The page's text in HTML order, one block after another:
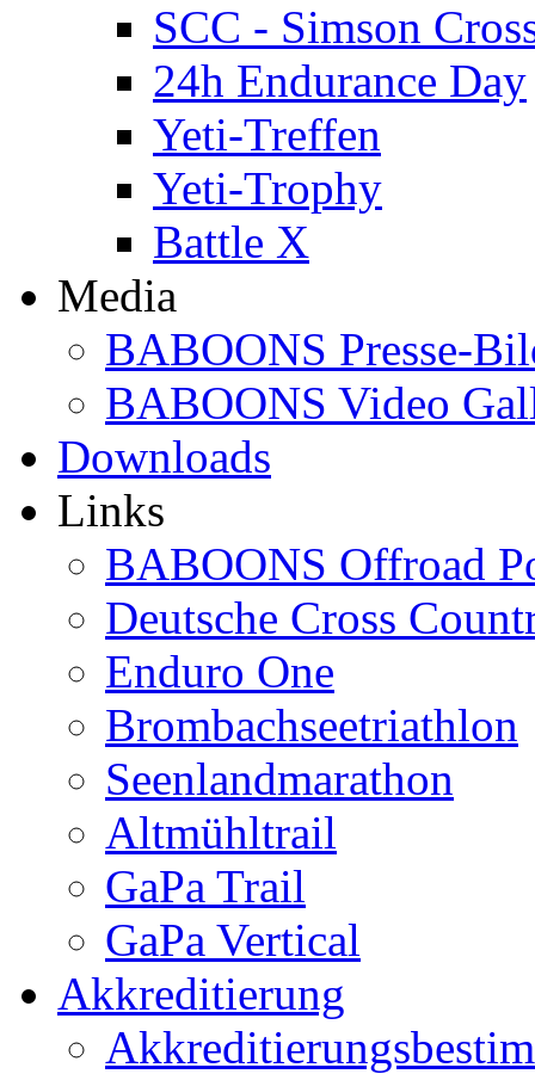
SCC - Simson
24h Endurance Day
Yeti-Treffen
Yeti-Trophy
Battle X
Media
BABOONS Presse-
BABOONS Video
Downloads
Links
BABOONS Offroad
Deutsche Cross
Enduro One
Brombachseetriathlon
Seenlandmarathon
Altmühltrail
GaPa Trail
GaPa Vertical
Akkreditierung